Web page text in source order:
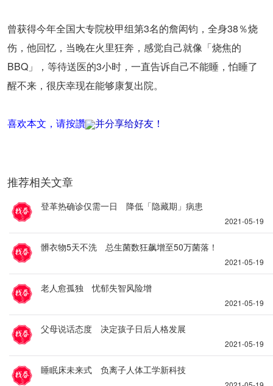
曾获得今年全国大专院校甲组第3名的詹闳钧，全身38％烧
伤，他回忆，当晚在火里狂奔，感觉自己就像「烧焦的
BBQ」，等待送医的3小时，一直告诉自己不能睡，怕睡了
醒不来，很庆幸现在能够康复出院。
喜欢本文，请按讚 并分享给好友！
推荐相关文章
登革热确诊仅需一日 降低「隐藏期」病患
2021-05-19
髒衣物5天不洗 总生菌数狂飙增至50万菌落！
2021-05-19
老人愈孤独 忧郁失智风险增
2021-05-19
父母说话态度 决定孩子日后人格发展
2021-05-19
睡眠床未来式 负离子人体工学新科技